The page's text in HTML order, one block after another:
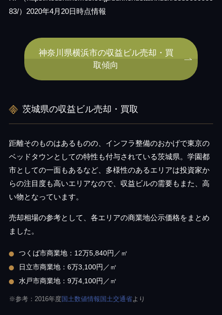
83/）2020年4月20日時点情報
神奈川県横浜市の収益ビル売却・買
取傾向
茨城県の収益ビル売却・買取
距離そのものはあるものの、インフラ整備のおかげで東京の
ベッドタウンとしての特性も付与されている茨城県。学園都
市としての一面もあるなど、多様性のあるエリアは投資家か
らの注目度も高いエリアなので、収益ビルの需要もまた、高
い物となっています。
売却相場の参考として、各エリアの商業地公示価格をまとめ
ました。
つくば市商業地：12万5,840円／㎡
日立市商業地：6万3,100円／㎡
水戸市商業地：9万4,100円／㎡
※参考：2016年度国土数値情報国土交通省より